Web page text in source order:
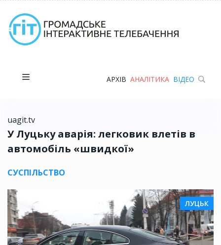
АРХІВ АНАЛІТИКА ВІДЕО
uagit.tv
У Луцьку аварія: легковик влетів в
автомобіль «швидкої»
СУСПІЛЬСТВО
ЛУЦЬК